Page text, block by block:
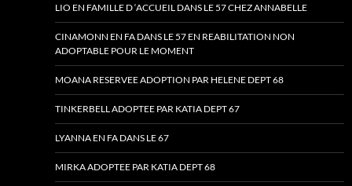
LIO EN FAMILLE D ‘ACCUEIL DANS LE 57 CHEZ ANNABELLE
CINAMONN EN FA DANS LE 57 EN REABILITATION NON
ADOPTABLE POUR LE MOMENT
MOANA RESERVEE ADOPTION PAR HELENE DEPT 68
TINKERBELL ADOPTEE PAR KATIA DEPT 67
LYANNA EN FA DANS LE 67
MIRKA ADOPTEE PAR KATIA DEPT 68